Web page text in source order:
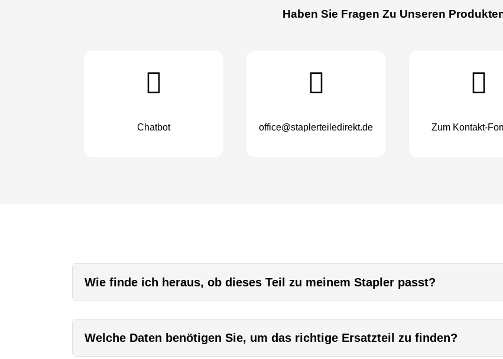
Haben Sie Fragen Zu Unseren
Chatbot office@staplerteiledirekt.de Zum Kontakt-
Wie finde ich heraus, ob dieses Teil zu meinem Stapler passt?
Welche Daten benötigen Sie, um das richtige Ersatzteil zu finden?